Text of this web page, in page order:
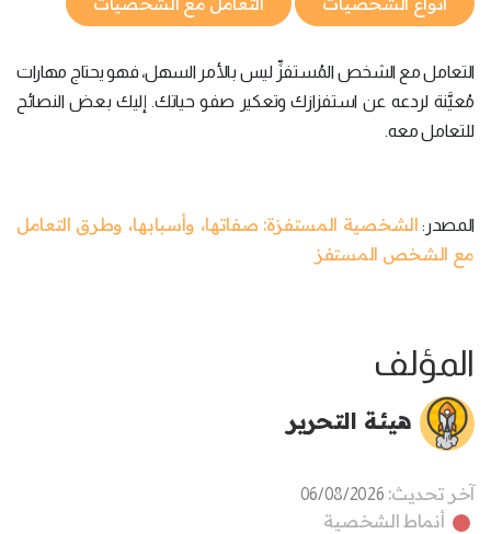
التعامل مع الشخص المُستفزِّ ليس بالأمر السهل، فهو يحتاج مهارات
مُعيَّنة لردعه عن استفزازك وتعكير صفو حياتك. إليك بعض النصائح
للتعامل معه.
المصدر: الشخصية المستفزة: صفاتها، وأسبابها، وطرق التعامل
مع الشخص المستفز
المؤلف
هيئة التحرير
آخر تحديث: 06/08/2026
أنماط الشخصية